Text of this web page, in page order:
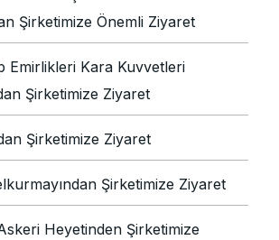
Şirketimize Önemli Ziyaret
Emirlikleri Kara Kuvvetleri
Şirketimize Ziyaret
Şirketimize Ziyaret
Şirketimize Ziyaret
Heyetinden Şirketimize